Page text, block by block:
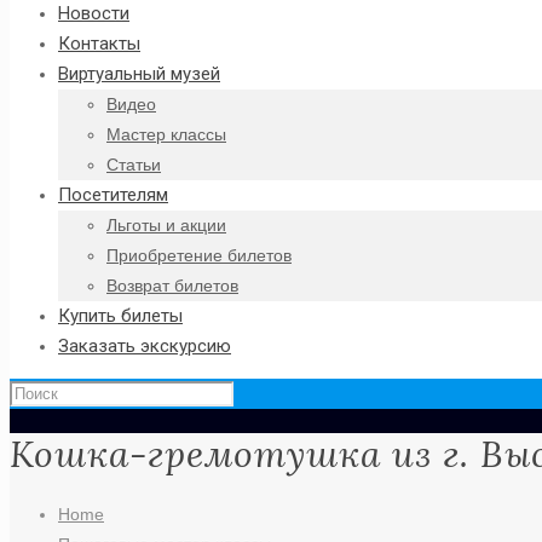
Новости
Контакты
Виртуальный музей
Видео
Мастер классы
Статьи
Посетителям
Льготы и акции
Приобретение билетов
Возврат билетов
Купить билеты
Заказать экскурсию
Кошка-гремотушка из г.
Home